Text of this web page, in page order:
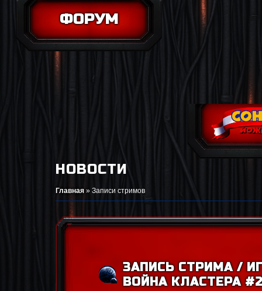
ФОРУМ
НОВОСТИ
Главная » Записи стримов
ЗАПИСЬ СТРИМА /
ВОЙНА КЛАСТЕРА #2